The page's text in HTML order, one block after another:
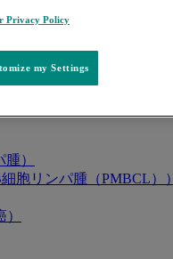
）
）
胞リンパ腫（PMBCL））
Privacy Policy
my Settings